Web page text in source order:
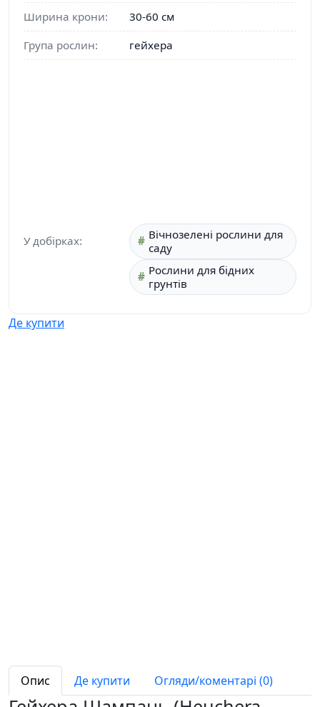
Ширина крони:
30-60 см
Група рослин:
гейхера
У добірках:
Вічнозелені рослини для
саду
Рослини для бідних
грунтів
Де купити
Опис Де купити Огляди/коментарі (0)